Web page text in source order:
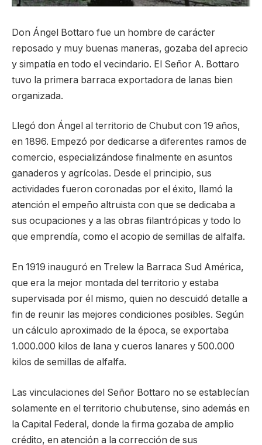
Don Ángel Bottaro fue un hombre de carácter
reposado y muy buenas maneras, gozaba del aprecio
y simpatía en todo el vecindario. El Señor A. Bottaro
tuvo la primera barraca exportadora de lanas bien
organizada.
Llegó don Ángel al territorio de Chubut con 19 años,
en 1896. Empezó por dedicarse a diferentes ramos de
comercio, especializándose finalmente en asuntos
ganaderos y agrícolas. Desde el principio, sus
actividades fueron coronadas por el éxito, llamó la
atención el empeño altruista con que se dedicaba a
sus ocupaciones y a las obras filantrópicas y todo lo
que emprendía, como el acopio de semillas de alfalfa.
En 1919 inauguró en Trelew la Barraca Sud América,
que era la mejor montada del territorio y estaba
supervisada por él mismo, quien no descuidó detalle a
fin de reunir las mejores condiciones posibles. Según
un cálculo aproximado de la época, se exportaba
1.000.000 kilos de lana y cueros lanares y 500.000
kilos de semillas de alfalfa.
Las vinculaciones del Señor Bottaro no se establecían
solamente en el territorio chubutense, sino además en
la Capital Federal, donde la firma gozaba de amplio
crédito, en atención a la corrección de sus